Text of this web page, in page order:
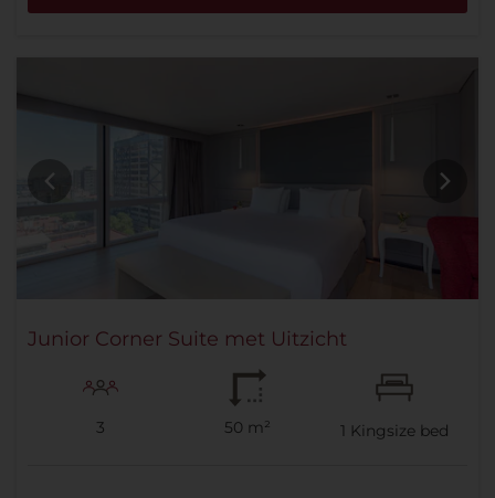
Junior Corner Suite met Uitzicht
3 50 m² 1 Kingsize bed